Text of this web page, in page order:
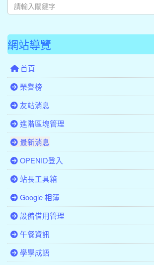
網站導覽
首頁
榮譽榜
友站消息
進階區塊管理
最新消息
OPENID登入
站長工具箱
Google 相簿
設備借用管理
午餐資訊
學學成語